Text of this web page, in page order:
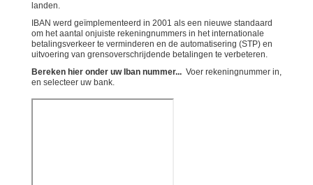
landen.
IBAN werd geïmplementeerd in 2001 als een nieuwe standaard
om het aantal onjuiste rekeningnummers in het internationale
betalingsverkeer te verminderen en de automatisering (STP) en
uitvoering van grensoverschrijdende betalingen te verbeteren.
Bereken hier onder uw Iban nummer... Voer rekeningnummer in,
en selecteer uw bank.